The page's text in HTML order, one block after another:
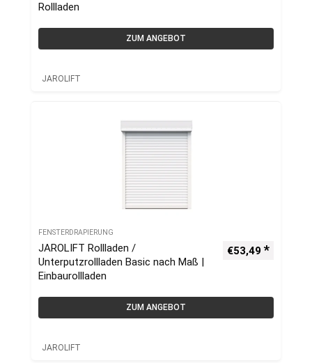
Rollladen
ZUM ANGEBOT
JAROLIFT
FENSTERDRAPIERUNG
JAROLIFT Rollladen /
Unterputzrollladen Basic nach Maß |
Einbaurollladen
€53,49
ZUM ANGEBOT
JAROLIFT